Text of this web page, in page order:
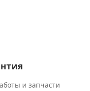
и запчасти